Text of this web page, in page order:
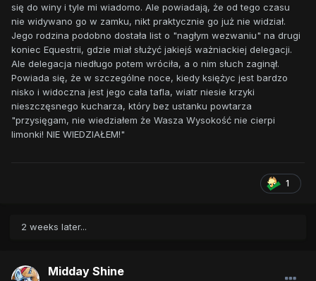
się do winy i tyle mi wiadomo. Ale powiadają, że od tego czasu
nie widywano go w zamku, nikt praktycznie go już nie widział.
Jego rodzina podobno dostała list o "nagłym wezwaniu" na drugi
koniec Equestrii, gdzie miał służyć jakiejś ważniackiej delegacji.
Ale delegacja niedługo potem wróciła, a o nim słuch zaginął.
Powiada się, że w szczególne noce, kiedy księżyc jest bardzo
nisko i widoczna jest jego cała tafla, wiatr niesie krzyki
nieszczęsnego kucharza, który bez ustanku powtarza
"przysięgam, nie wiedziałem że Wasza Wysokość nie cierpi
limonki! NIE WIEDZIAŁEM!"
1
2 weeks later...
Midday Shine